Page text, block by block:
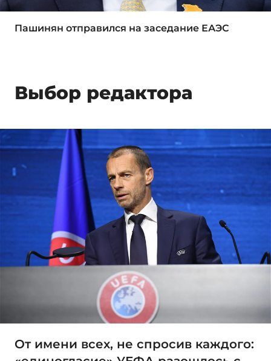
Пашинян отправился на заседание ЕАЭС
Выбор редактора
От имени всех, не спросив каждого: